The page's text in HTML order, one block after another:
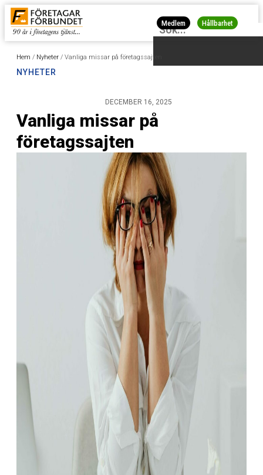
Medlem Hållbarhet
Hem / Nyheter / Vanliga missar på företagssajten
NYHETER
DECEMBER 16, 2025
Vanliga missar på
företagssajten